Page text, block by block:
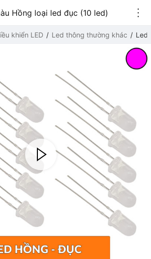
Hồng loại led đục (10 led)
khiển LED Led thông thường khác Led